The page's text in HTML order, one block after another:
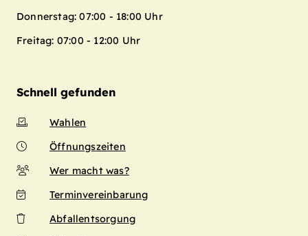
Donnerstag: 07:00 - 18:00 Uhr
Freitag: 07:00 - 12:00 Uhr
Schnell gefunden
Wahlen
Öffnungszeiten
Wer macht was?
Terminvereinbarung
Abfallentsorgung